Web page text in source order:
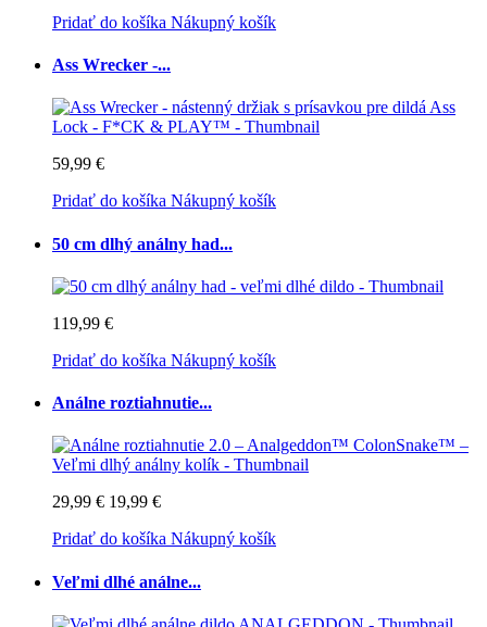
Pridať do košíka Nákupný košík
Ass Wrecker -...
59,99 €
Pridať do košíka Nákupný košík
50 cm dlhý análny had...
119,99 €
Pridať do košíka Nákupný košík
Análne roztiahnutie...
29,99 € 19,99 €
Pridať do košíka Nákupný košík
Veľmi dlhé análne...